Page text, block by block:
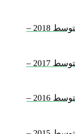
مواضيع وحلول شهادة التعليم المتوسط 2018 –
مواضيع وحلول شهادة التعليم المتوسط 2017 –
مواضيع وحلول شهادة التعليم المتوسط 2016 –